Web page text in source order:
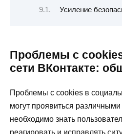
Усиление
Проблемы с
сети ВКонтакте:
Проблемы с cookies в
могут проявиться
необходимо знать
реагировать и исправлять